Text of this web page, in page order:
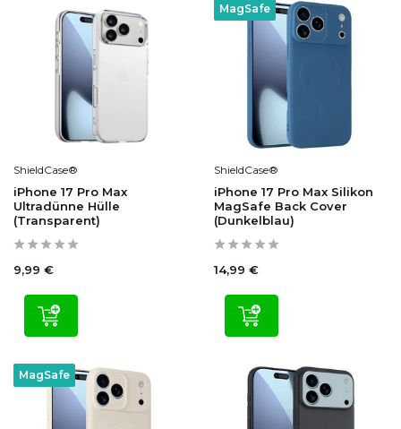
ShieldCase®
iPhone 17 Pro Max
Ultradünne Hülle
(Transparent)
9,99 €
MagSafe
ShieldCase®
iPhone 17 Pro Max Silikon
MagSafe Back Cover
(Dunkelblau)
14,99 €
MagSafe